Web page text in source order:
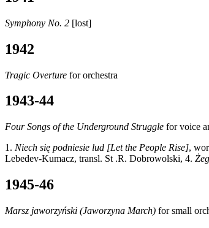
Symphony No. 2 [lost]
1942
Tragic Overture for orchestra
1943-44
Four Songs of the Underground Struggle for voice
1. Niech się podniesie lud [Let the People Rise],
Lebedev-Kumacz, transl. St .R. Dobrowolski, 4.
1945-46
Marsz jaworzyński (Jaworzyna March) for small